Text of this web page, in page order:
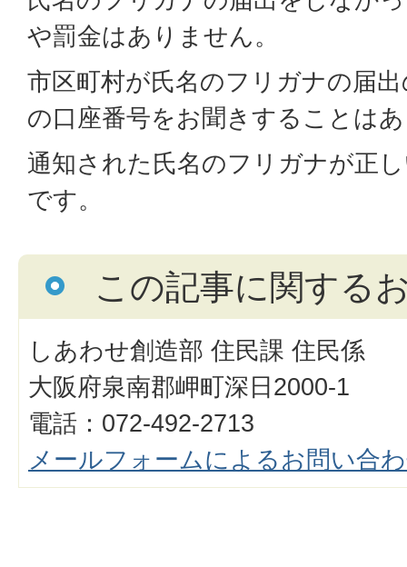
や罰金はありません。
市区町村が氏名のフリガナの届
の口座番号をお聞きすることは
通知された氏名のフリガナが正
です。
この記事に関する
しあわせ創造部 住民課 住民係
大阪府泉南郡岬町深日2000-1
電話：072-492-2713
メールフォームによるお問い合